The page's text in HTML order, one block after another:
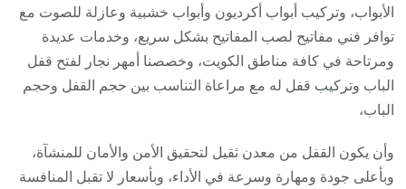
الأبواب، وتركيب أبواب أكرديون وأبواب خشبية وعازلة للصوت مع
توافر فني مفاتيح لصب المفاتيح بشكل سريع، وخدمات عديدة
ومرتاحة في كافة مناطق الكويت، وخصصنا أمهر نجار لفتح قفل
الباب وتركيب قفل له مع مراعاة التناسب بين حجم القفل وحجم
الباب،
وأن يكون القفل من معدن ثقيل لتحقيق الأمن والأمان للمنشآة،
وبأعلى جودة ومهارة وسرعة في الأداء، وبأسعار لا تقبل المنافسة